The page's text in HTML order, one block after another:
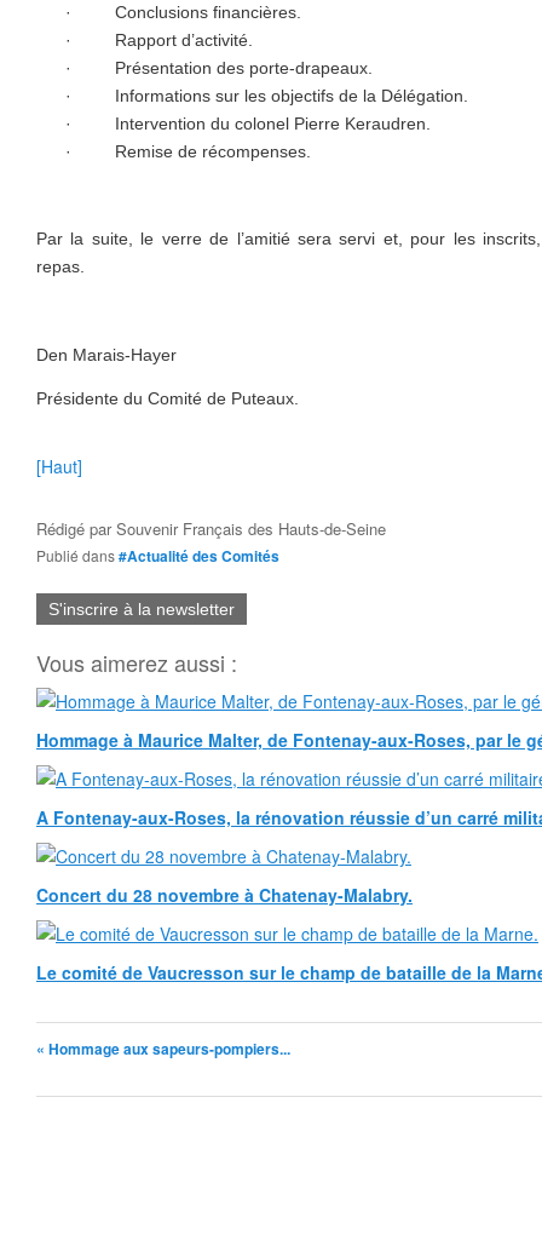
·
Conclusions financières.
·
Rapport d’activité.
·
Présentation des porte-drapeaux.
·
Informations sur les objectifs de la Délégation.
·
Intervention du colonel Pierre Keraudren.
·
Remise de récompenses.
Par la suite, le verre de l’amitié sera servi et, pour les
repas.
Den Marais-Hayer
Présidente du Comité de Puteaux.
[Haut]
Rédigé parSouvenir Français des Hauts-de-Seine
Publié dans#Actualité des Comités
S'inscrire à la newsletter
Vous aimerez aussi :
Hommage à Maurice Malter, de Fontenay-aux-Roses, par le
A Fontenay-aux-Roses, la rénovation réussie d’un carré
Concert du 28 novembre à Chatenay-Malabry.
Le comité de Vaucresson sur le champ de bataille de la
« Hommage aux sapeurs-pompiers...